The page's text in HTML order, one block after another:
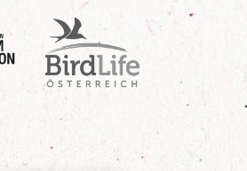
Birdlife